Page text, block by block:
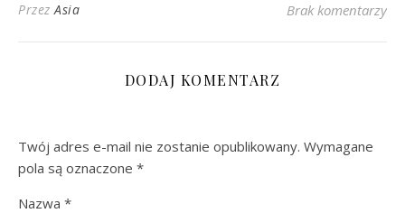
PrzezAsia Brak komentarzy
DODAJ KOMENTARZ
Twój adres e-mail nie zostanie opublikowany. Wymagane
pola są oznaczone *
Nazwa *